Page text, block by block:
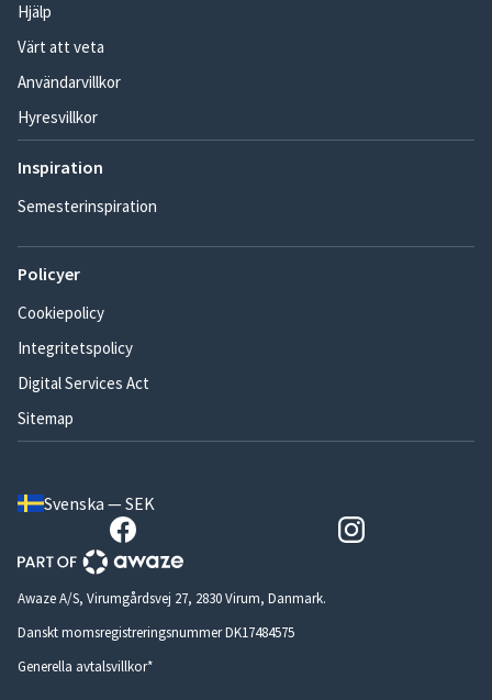
Hjälp
Värt att veta
Användarvillkor
Hyresvillkor
Inspiration
Semesterinspiration
Policyer
Cookiepolicy
Integritetspolicy
Digital Services Act
Sitemap
Svenska — SEK
Awaze A/S, Virumgårdsvej 27, 2830 Virum, Danmark.
Danskt momsregistreringsnummer DK17484575
Generella avtalsvillkor*